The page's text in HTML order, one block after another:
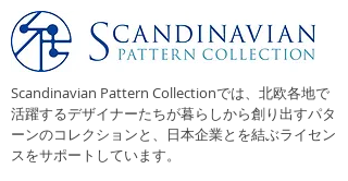
Scandinavian Pattern Collectionでは、北欧各地で
活躍するデザイナーたちが暮らしから創り出すパタ
ーンのコレクションと、日本企業とを結ぶライセン
スをサポートしています。